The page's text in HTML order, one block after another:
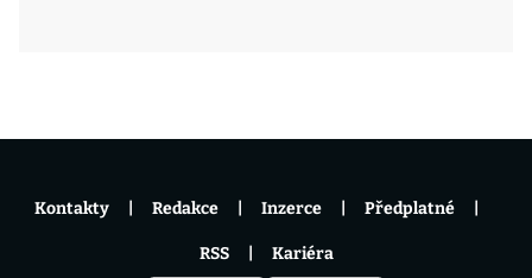
Kontakty Redakce Inzerce Předplatné
RSS Kariéra